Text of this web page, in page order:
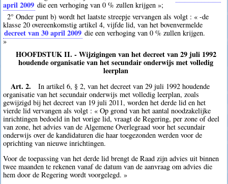
april 2009 die een verhoging van 0 % zullen krijgen »;
2° Onder punt b) wordt het laatste streepje vervangen als volgt : « -de
klasse 20 overeenkomstig artikel 4, vijfde lid, van het bovenvermelde
decreet van 30 april 2009 die een verhoging van 0 % zullen krijgen.
»
HOOFDSTUK II. - Wijzigingen van het decreet van 29 juli 1992
houdende organisatie van het secundair onderwijs met volledig
leerplan
Art. 2.
In artikel 6, § 2, van het decreet van 29 juli 1992 houdende
organisatie van het secundair onderwijs met volledig leerplan, zoals
gewijzigd bij het decreet van 19 juli 2011, worden het derde lid en het
vierde lid vervangen als volgt : « Op grond van het aantal noodzakelijke
inrichtingen bedoeld in het vorige lid, vraagt de Regering, per zone of deel
van zone, het advies van de Algemene Overlegraad voor het secundair
onderwijs over de kandidaturen die haar toegezonden werden voor de
oprichting van nieuwe inrichtingen.
Voor de toepassing van het derde lid brengt de Raad zijn advies uit binnen
twee maanden te rekenen vanaf de datum van de aanvraag om advies die
hem door de Regering wordt voorgelegd. »